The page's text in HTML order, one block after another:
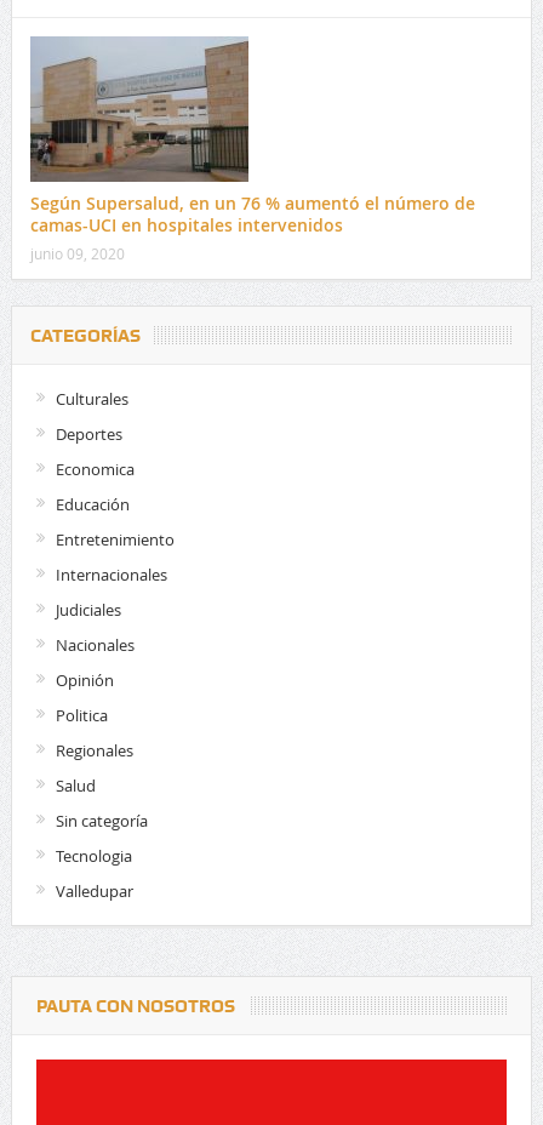
Según Supersalud, en un 76 % aumentó el número de
camas-UCI en hospitales intervenidos
junio 09, 2020
CATEGORÍAS
Culturales
Deportes
Economica
Educación
Entretenimiento
Internacionales
Judiciales
Nacionales
Opinión
Politica
Regionales
Salud
Sin categoría
Tecnologia
Valledupar
PAUTA CON NOSOTROS